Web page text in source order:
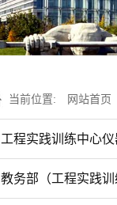
当前位置: 网站首页
工程实践训练中心
教务部（工程实践